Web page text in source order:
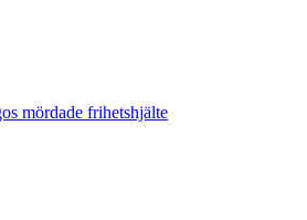
mördade frihetshjälte